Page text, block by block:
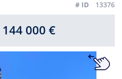
# ID
13376
144 000 €